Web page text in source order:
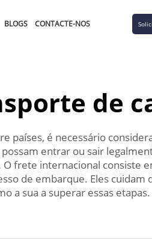
BLOGS CONTACTE-NOS
de
países, é necessário
entrar ou sair
frete internacional consiste
de embarque. Eles
a sua a superar essas etapas.